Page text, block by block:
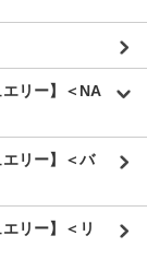
リー】＜NA
リー】＜バ
リー】＜リ